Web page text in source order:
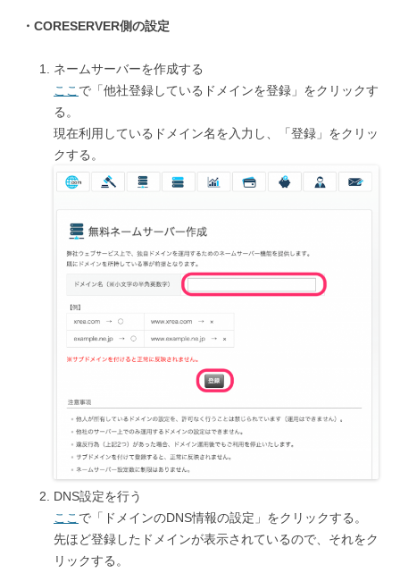
・CORESERVER側の設定
ネームサーバーを作成する
ここ で「他社登録しているドメインを登録」をクリックす
る。
現在利用しているドメイン名を入力し、「登録」をクリッ
クする。
DNS設定を行う
ここ で「ドメインのDNS情報の設定」をクリックする。
先ほど登録したドメインが表示されているので、それをク
リックする。